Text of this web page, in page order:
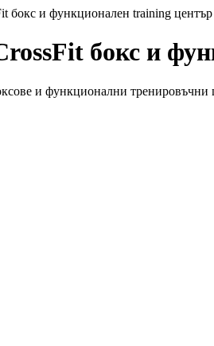
бокс и функционален training център
бокс и
и функционални тренировъчни